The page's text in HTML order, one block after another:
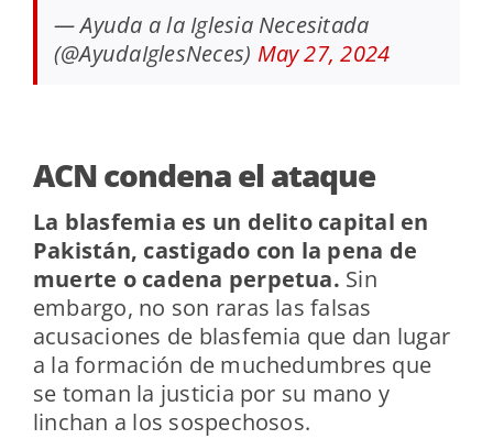
— Ayuda a la Iglesia Necesitada
(@AyudaIglesNeces) May 27, 2024
ACN condena el ataque
La blasfemia es un delito capital en
Pakistán, castigado con la pena de
muerte o cadena perpetua. Sin
embargo, no son raras las falsas
acusaciones de blasfemia que dan lugar
a la formación de muchedumbres que
se toman la justicia por su mano y
linchan a los sospechosos.